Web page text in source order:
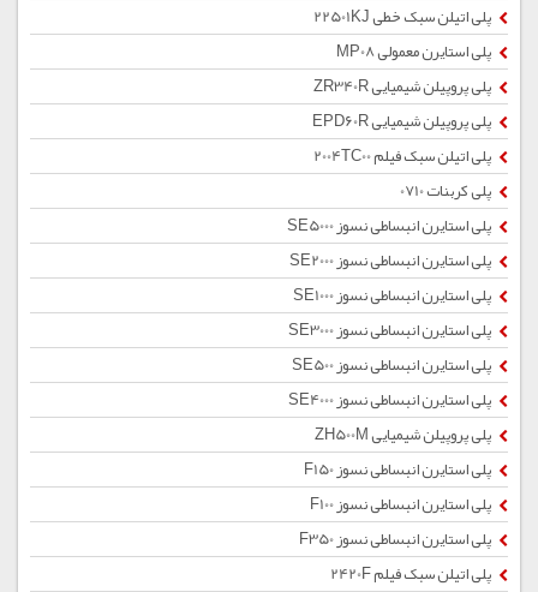
پلی اتیلن سبک خطی 22501KJ
پلی استایرن معمولی MP08
پلی پروپیلن شیمیایی ZR340R
پلی پروپیلن شیمیایی EPD60R
پلی اتیلن سبک فیلم 2004TC00
پلی کربنات 0710
پلی استایرن انبساطی نسوز SE5000
پلی استایرن انبساطی نسوز SE2000
پلی استایرن انبساطی نسوز SE1000
پلی استایرن انبساطی نسوز SE3000
پلی استایرن انبساطی نسوز SE500
پلی استایرن انبساطی نسوز SE4000
پلی پروپیلن شیمیایی ZH500M
پلی استایرن انبساطی نسوز F150
پلی استایرن انبساطی نسوز F100
پلی استایرن انبساطی نسوز F350
پلی اتیلن سبک فیلم 2420F